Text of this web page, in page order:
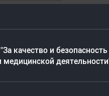
качество и
медицинской